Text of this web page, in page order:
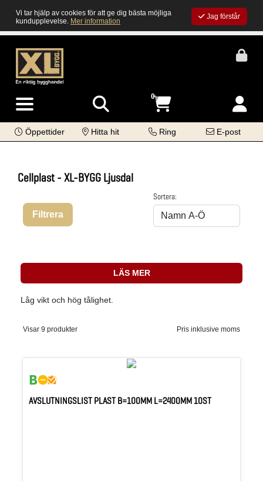
Vi tar hjälp av cookies för att ge dig bästa möjliga
kundupplevelse. Mer information
Jag förstår
0
Öppettider Hitta hit Ring E-post
Cellplast - XL-BYGG Ljusdal
Filtrera
Sortera:
LÄS MER
Låg vikt och hög tålighet.
Visar 9 produkter Pris inklusive moms
AVSLUTNINGSLIST PLAST B=100MM L=2400MM 10ST